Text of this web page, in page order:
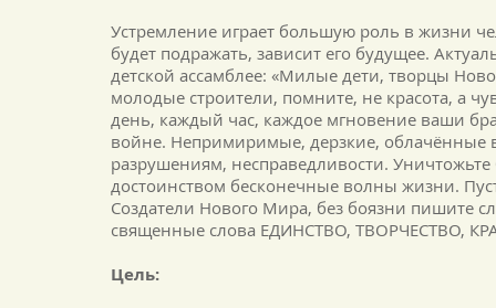
Устремление играет большую роль в жизни
будет подражать, зависит его будущее.
детской ассамблее: «Милые дети, творцы
молодые строители, помните, не красота, а
день, каждый час, каждое мгновение ваши
войне. Непримиримые, дерзкие, облачённые
разрушениям, несправедливости. Уничтожьте
достоинством бесконечные волны жизни.
Создатели Нового Мира, без боязни пишите
священные слова ЕДИНСТВО, ТВОРЧЕСТВО,
Цель: